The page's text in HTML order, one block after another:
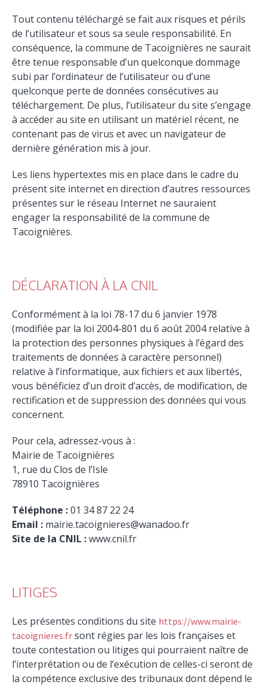
Tout contenu téléchargé se fait aux risques et périls
de l’utilisateur et sous sa seule responsabilité. En
conséquence, la commune de Tacoignières ne saurait
être tenue responsable d’un quelconque dommage
subi par l’ordinateur de l’utilisateur ou d’une
quelconque perte de données consécutives au
téléchargement. De plus, l’utilisateur du site s’engage
à accéder au site en utilisant un matériel récent, ne
contenant pas de virus et avec un navigateur de
dernière génération mis à jour.
Les liens hypertextes mis en place dans le cadre du
présent site internet en direction d’autres ressources
présentes sur le réseau Internet ne sauraient
engager la responsabilité de la commune de
Tacoignières.
DÉCLARATION À LA CNIL
Conformément à la loi 78-17 du 6 janvier 1978
(modifiée par la loi 2004-801 du 6 août 2004 relative à
la protection des personnes physiques à l’égard des
traitements de données à caractère personnel)
relative à l’informatique, aux fichiers et aux libertés,
vous bénéficiez d’un droit d’accès, de modification, de
rectification et de suppression des données qui vous
concernent.
Pour cela, adressez-vous à :
Mairie de Tacoignières
1, rue du Clos de l’Isle
78910 Tacoignières
Téléphone :01 34 87 22 24
Email : mairie.tacoignieres@wanadoo.fr
Site de la CNIL :www.cnil.fr
LITIGES
Les présentes conditions du site https://www.mairie-
tacoignieres.fr sont régies par les lois françaises et
toute contestation ou litiges qui pourraient naître de
l’interprétation ou de l’exécution de celles-ci seront de
la compétence exclusive des tribunaux dont dépend le